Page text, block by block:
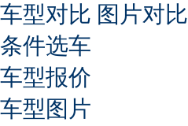
车型对比 图片对比
条件选车
车型报价
车型图片